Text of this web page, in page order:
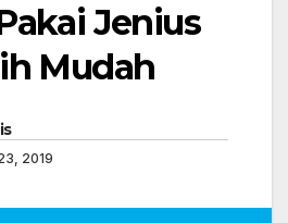
Jenius
Mudah
2019